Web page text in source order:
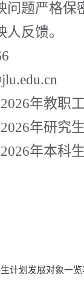
问题严格
反馈。
年教职工
年研究生
年本科生
计划发展对象一览